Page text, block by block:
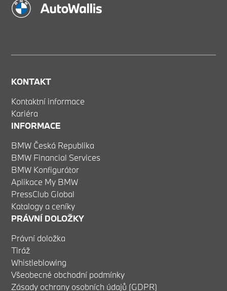
KONTAKT
Kontaktní informace
Kariéra
INFORMACE
BMW Česká Republika
BMW Financial Services
BMW Konfigurátor
Aplikace My BMW
PressClub Global
Katalogy a ceníky
PRÁVNÍ DOLOŽKY
Právní doložka
Tiráž
Whistleblowing
Všeobecné obchodní podmínky
Zásady ochrany osobních údajů (GDPR)